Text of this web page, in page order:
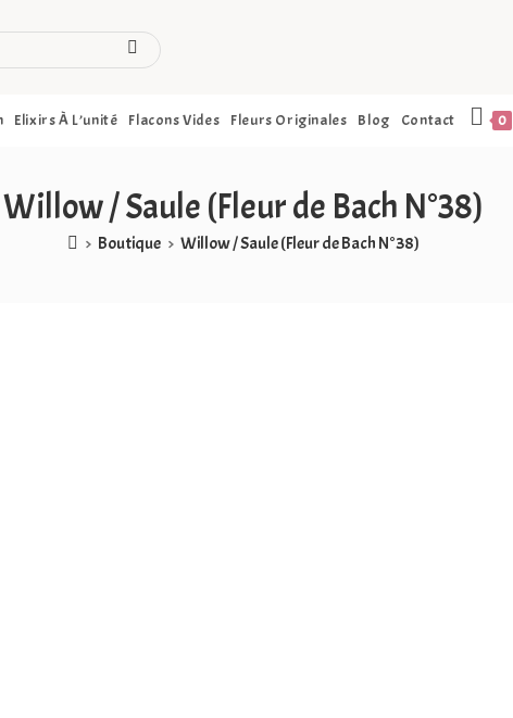
Elixirs À L’unité Flacons Vides Fleurs Originales Blog Contact 0
Willow / Saule (Fleur de Bach N°38)
> Boutique > Willow / Saule (Fleur de Bach N°38)